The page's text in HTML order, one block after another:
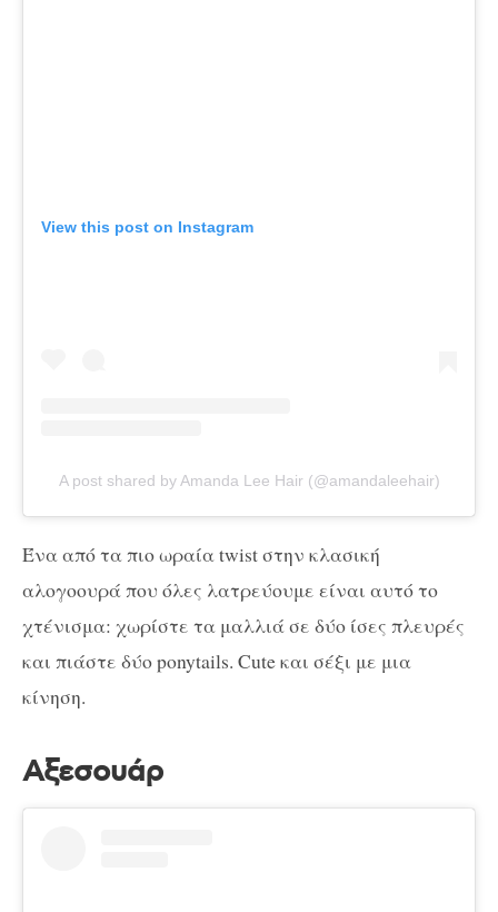
View this post on Instagram
A post shared by Amanda Lee Hair (@amandaleehair)
Ένα από τα πιο ωραία twist στην κλασική
αλογοουρά που όλες λατρεύουμε είναι αυτό το
χτένισμα: χωρίστε τα μαλλιά σε δύο ίσες πλευρές
και πιάστε δύο ponytails. Cute και σέξι με μια
κίνηση.
Αξεσουάρ